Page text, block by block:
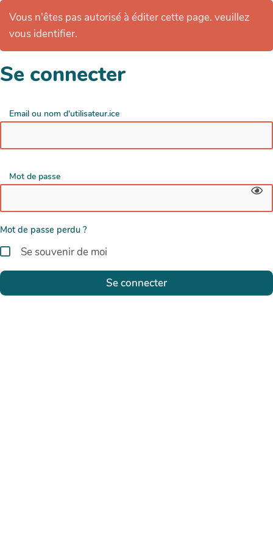
Vous n'êtes pas autorisé à éditer cette page. veuillez
vous identifier.
Se connecter
Email ou nom d'utilisateur.ice
Mot de passe
Mot de passe perdu ?
Se souvenir de moi
Se connecter